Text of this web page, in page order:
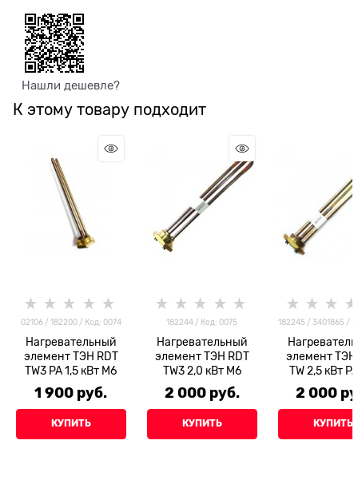
Нашли дешевле?
К этому товару подходит
02106 / 182200 / Код: 0074
Нагревательный
элемент ТЭН RDT
TW3 PA 1,5 кВт М6
1 900 руб.
КУПИТЬ
182244 / Код: 0075
Нагревательный
элемент ТЭН RDT
TW3 2,0 кВт М6
2 000 руб.
КУПИТЬ
182245 / 3401865 /
элемент ТЭН
TW 2,5 кВт
2 000
КУПИТЬ